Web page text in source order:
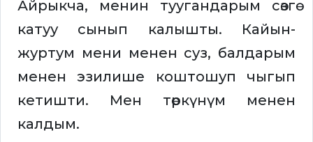
Айрыкча, менин туугандарым сөзгө
катуу сынып калышты. Кайын-
журтум мени менен суз, балдарым
менен эзилише коштошуп чыгып
кетишти. Мен төркүнүм менен
калдым.